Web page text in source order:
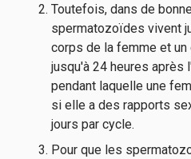
Toutefois, dans de
spermatozoïdes vivent
corps de la femme et
jusqu'à 24 heures après
pendant laquelle une
si elle a des rapports
jours par cycle.
Pour que les